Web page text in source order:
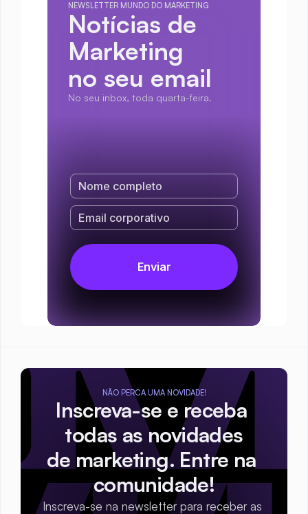
NEWSLETTER MUNDO DO MARKETING
Notícias de
Marketing
no seu email
No seu inbox, toda quarta-feira.
NÃO PERCA UMA NOVIDADE!
Inscreva-se e receba
todas as novidades
de marketing. Entre na
comunidade!
Inscreva-se na newsletter para receber as